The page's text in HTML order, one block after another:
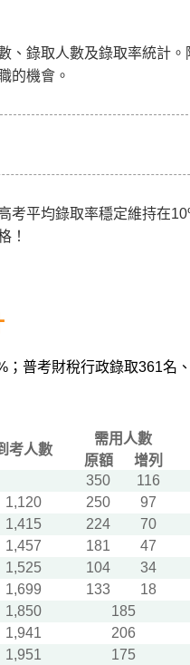
、錄取人數及錄取率統計
的機會。
考平均錄取率穩定維持在
！
普考財稅行政錄取361名
考人數
需用人數
原額
增列
350
116
1,120 250 97
1,415 224 70
1,457 181 47
1,525 104 34
1,699 133 18
1,850 185
1,941 206
1,951 175